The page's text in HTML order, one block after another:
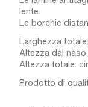
lente.
Le borchie
Larghezza
Altezza dal
Altezza totale:
Prodotto di